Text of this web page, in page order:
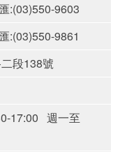
:(03)550-9603
:(03)550-9861
段138號
17:00 週一至